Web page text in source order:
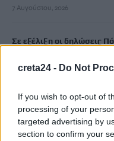
creta24 - Do Not
If you wish to opt-out of
processing of your
targeted advertising by
section to confirm your
7 Αυγούστου, 2026
Σε εξέλιξη οι δηλώσεις
7 Αυγούστου, 2026
Πότε πληρώνονται οι
7 Αυγούστου, 2026